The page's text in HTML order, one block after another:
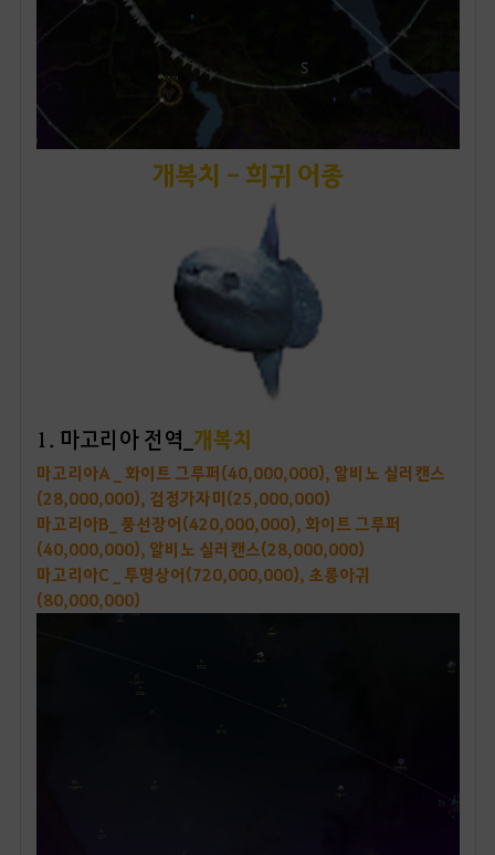
개복치 - 희귀 어종
1. 마고리아 전역_ 개복치
마고리아A _ 화이트 그루퍼(40,000,000), 알비노 실러캔스
(28,000,000), 검정가자미(25,000,000)
마고리아B _ 풍선장어(420,000,000), 화이트 그루퍼
(40,000,000), 알비노 실러캔스(28,000,000)
마고리아C _ 투명상어(720,000,000), 초롱아귀
(80,000,000)